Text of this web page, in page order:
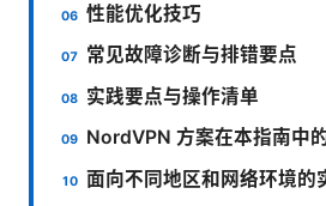
性能优化技巧
常见故障诊断与排错要点
实践要点与操作清单
NordVPN 方案在本指南中
面向不同地区和网络环境的